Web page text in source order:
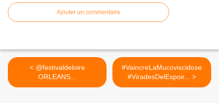
Ajouter un commentaire
< @festivaldeloire
ORLEANS​...
#VaincreLaMucoviscidose​
#ViradesDelEspoir... >